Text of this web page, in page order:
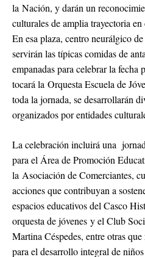
la Nación, y darán un
culturales de amplia trayectoria
En esa plaza, centro neurálgico
servirán las típicas comidas de
empanadas para celebrar la
tocará la Orquesta Escuela de
toda la jornada, se desarrollarán
organizados por entidades
La celebración incluirá una
para el Área de Promoción
la Asociación de Comerciantes,
acciones que contribuyan a
espacios educativos del Casco
orquesta de jóvenes y el Club
Martina Céspedes, entre otras
para el desarrollo integral de